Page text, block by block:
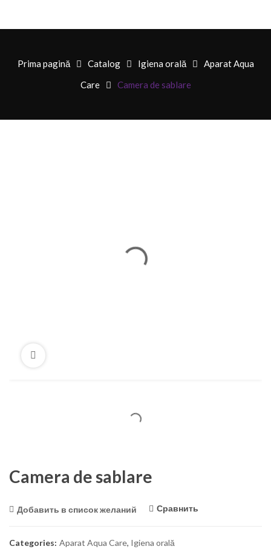
Prima pagină Catalog Igiena orală
Aparat Aqua
Care
Camera de sablare
Camera de sablare
Добавить в список желаний Сравнить
Categories: Aparat Aqua Care, Igiena orală